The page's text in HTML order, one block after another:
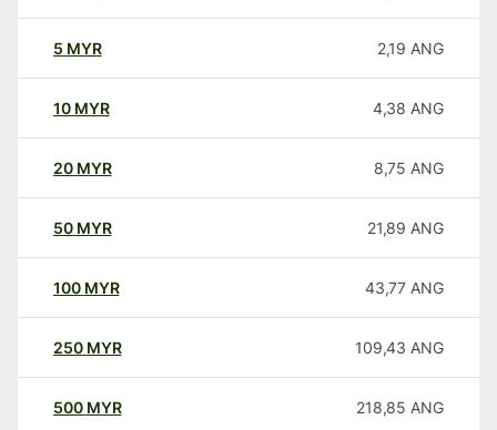
5 MYR 2,19 ANG
10 MYR 4,38 ANG
20 MYR 8,75 ANG
50 MYR 21,89 ANG
100 MYR 43,77 ANG
250 MYR 109,43 ANG
500 MYR 218,85 ANG